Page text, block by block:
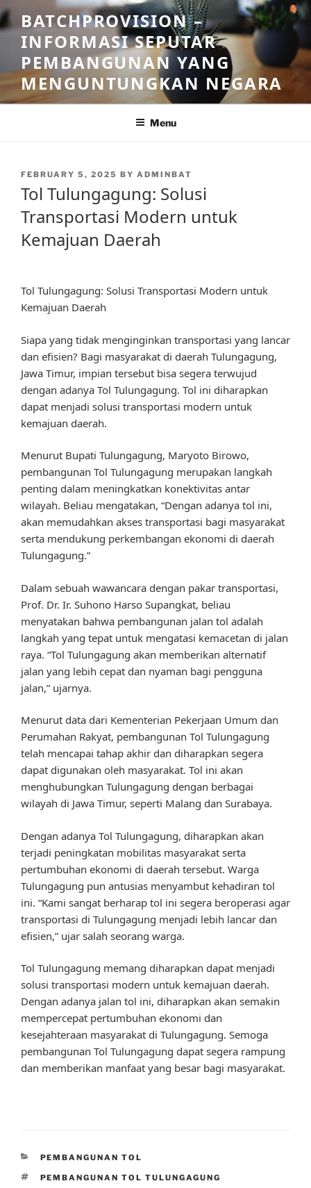
Skip
to
content
BATCHPROVISION –
INFORMASI SEPUTAR
PEMBANGUNAN YANG
MENGUNTUNGKAN NEGARA
Menu
POSTED
FEBRUARY 5, 2025 BY ADMINBAT
Tol Tulungagung: Solusi
Transportasi Modern untuk
Kemajuan Daerah
Tol Tulungagung: Solusi Transportasi Modern untuk
Kemajuan Daerah
Siapa yang tidak menginginkan transportasi yang lancar
dan efisien? Bagi masyarakat di daerah Tulungagung,
Jawa Timur, impian tersebut bisa segera terwujud
dengan adanya Tol Tulungagung. Tol ini diharapkan
dapat menjadi solusi transportasi modern untuk
kemajuan daerah.
Menurut Bupati Tulungagung, Maryoto Birowo,
pembangunan Tol Tulungagung merupakan langkah
penting dalam meningkatkan konektivitas antar
wilayah. Beliau mengatakan, “Dengan adanya tol ini,
akan memudahkan akses transportasi bagi masyarakat
serta mendukung perkembangan ekonomi di daerah
Tulungagung.”
Dalam sebuah wawancara dengan pakar transportasi,
Prof. Dr. Ir. Suhono Harso Supangkat, beliau
menyatakan bahwa pembangunan jalan tol adalah
langkah yang tepat untuk mengatasi kemacetan di jalan
raya. “Tol Tulungagung akan memberikan alternatif
jalan yang lebih cepat dan nyaman bagi pengguna
jalan,” ujarnya.
Menurut data dari Kementerian Pekerjaan Umum dan
Perumahan Rakyat, pembangunan Tol Tulungagung
telah mencapai tahap akhir dan diharapkan segera
dapat digunakan oleh masyarakat. Tol ini akan
menghubungkan Tulungagung dengan berbagai
wilayah di Jawa Timur, seperti Malang dan Surabaya.
Dengan adanya Tol Tulungagung, diharapkan akan
terjadi peningkatan mobilitas masyarakat serta
pertumbuhan ekonomi di daerah tersebut. Warga
Tulungagung pun antusias menyambut kehadiran tol
ini. “Kami sangat berharap tol ini segera beroperasi agar
transportasi di Tulungagung menjadi lebih lancar dan
efisien,” ujar salah seorang warga.
Tol Tulungagung memang diharapkan dapat menjadi
solusi transportasi modern untuk kemajuan daerah.
Dengan adanya jalan tol ini, diharapkan akan semakin
mempercepat pertumbuhan ekonomi dan
kesejahteraan masyarakat di Tulungagung. Semoga
pembangunan Tol Tulungagung dapat segera rampung
dan memberikan manfaat yang besar bagi masyarakat.
CATEGORIES
PEMBANGUNAN TOL
TAGS
PEMBANGUNAN TOL TULUNGAGUNG